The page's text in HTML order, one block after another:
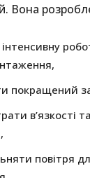
Вона
покращений
в’язкості
повітря